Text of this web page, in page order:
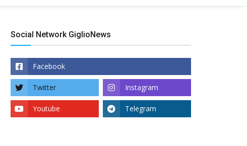
Social Network GiglioNews
Facebook
Twitter Instagram
Youtube Telegram